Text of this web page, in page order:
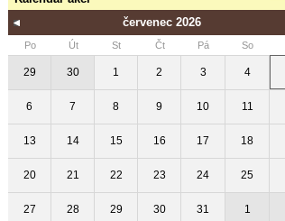
červenec 2026
Po Út St Čt Pá So
29 30 1 2 3 4
6 7 8 9 10 11
13 14 15 16 17 18
20 21 22 23 24 25
27 28 29 30 31 1